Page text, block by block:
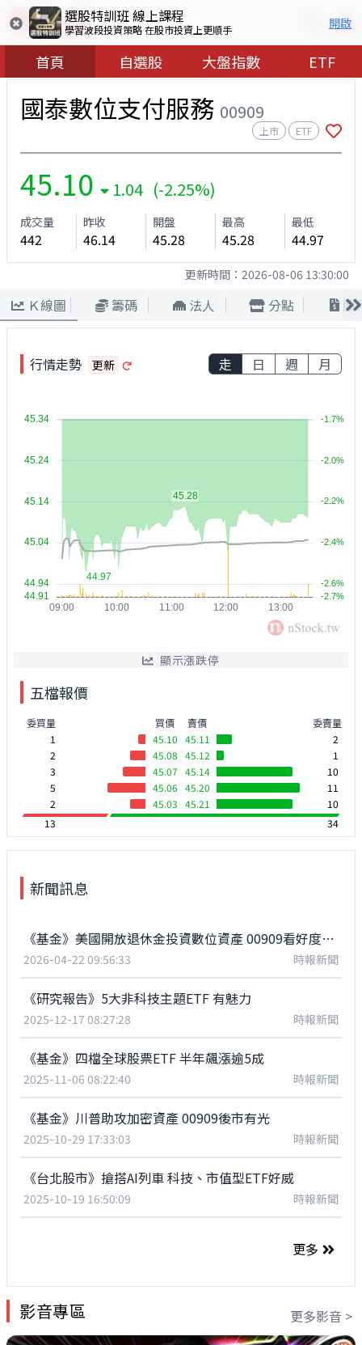
選股特訓班 線上課程
學習波段投資策略 在股市投資上更順手 開啟
首頁 自選股 大盤指數 ETF
國泰數位支付服務 00909
上市 ETF
45.10 1.04 (-2.25%)
成交量
442
昨收
46.14
開盤
45.28
最高
45.28
最低
44.97
更新時間： 2026-08-06 13:30:00
Ｋ線圖 籌碼 法人 分點 股
行情走勢 更新 走 日 週 月
顯示漲跌停
五檔報價
委買量
買價
1
45.10
2
45.08
3
45.07
5
45.06
2
45.03
賣價
委賣量
45.11
2
45.12
1
45.14
10
45.20
11
45.21
10
13
34
新聞訊息
《基金》美國開放退休金投資數位資產 00909看好度升溫
2026-04-22 09:56:33 時報新聞
《研究報告》5大非科技主題ETF 有魅力
2025-12-17 08:27:28 時報新聞
《基金》四檔全球股票ETF 半年飆漲逾5成
2025-11-06 08:22:40 時報新聞
《基金》川普助攻加密資產 00909後市有光
2025-10-29 17:33:03 時報新聞
《台北股市》搶搭AI列車 科技、市值型ETF好威
2025-10-19 16:50:09 時報新聞
更多
影音專區 更多影音 >